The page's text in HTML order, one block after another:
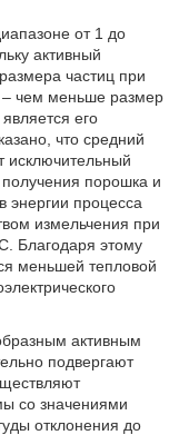
от 1 до
активный
частиц при
– чем меньше размер
его
что средний
исключительный
порошка и
энергии процесса
измельчения при
Благодаря этому
меньшей тепловой
активным
подвергают
со значениями
отклонения до